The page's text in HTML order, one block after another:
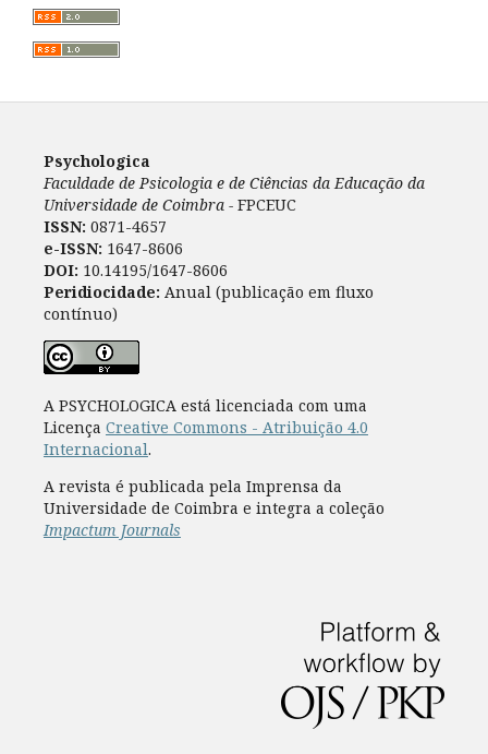
Psychologica
Faculdade de Psicologia e de Ciências da Educação da
Universidade de Coimbra - FPCEUC
ISSN: 0871-4657
e-ISSN: 1647-8606
DOI: 10.14195/1647-8606
Peridiocidade: Anual (publicação em fluxo
contínuo)
A PSYCHOLOGICA está licenciada com uma
Licença Creative Commons - Atribuição 4.0
Internacional.
A revista é publicada pela Imprensa da
Universidade de Coimbra e integra a coleção
Impactum Journals